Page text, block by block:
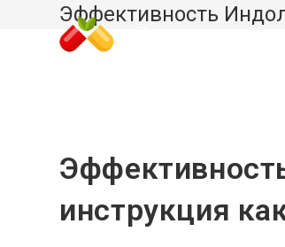
содержимому
Эффективность
инструкция